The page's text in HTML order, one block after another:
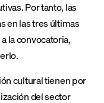
Por tanto, las
en las tres últimas
la convocatoria,
cultural tienen por
del sector